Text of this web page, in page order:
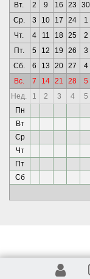
Вт.
2 9 16 23 30
Ср.
3 10 17 24 1
Чт.
4 11 18 25 2
Пт.
5 12 19 26 3
Сб.
6 13 20 27 4
Вс.
7 14 21 28 5
Нед.
1 2 3 4 5
Пн
Вт
Ср
Чт
Пт
Сб